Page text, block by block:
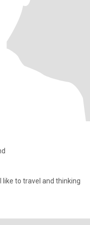
like to travel and thinking